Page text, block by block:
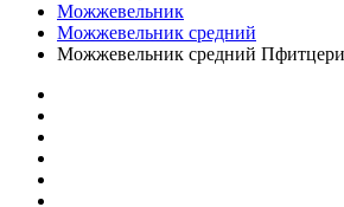
Можжевельник
Можжевельник средний
Можжевельник средний